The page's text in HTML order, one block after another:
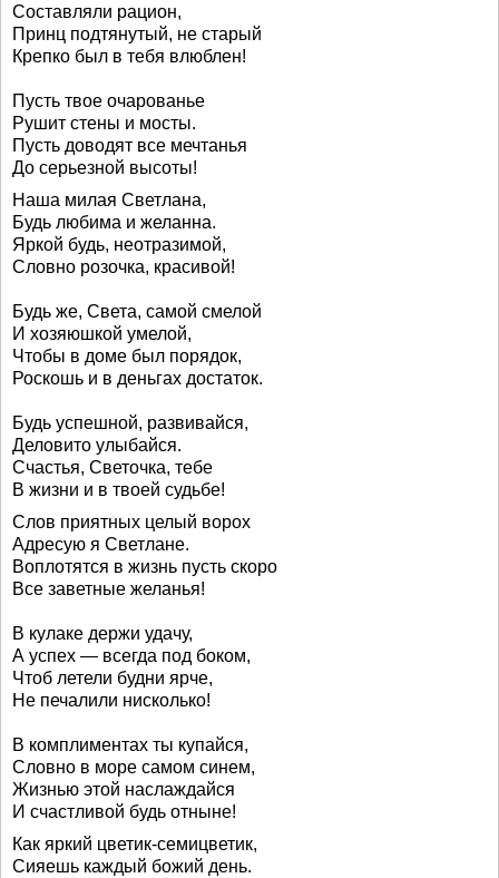
Составляли рацион,
Принц подтянутый, не старый
Крепко был в тебя влюблен!
Пусть твое очарованье
Рушит стены и мосты.
Пусть доводят все мечтанья
До серьезной высоты!
Наша милая Светлана,
Будь любима и желанна.
Яркой будь, неотразимой,
Словно розочка, красивой!
Будь же, Света, самой смелой
И хозяюшкой умелой,
Чтобы в доме был порядок,
Роскошь и в деньгах достаток.
Будь успешной, развивайся,
Деловито улыбайся.
Счастья, Светочка, тебе
В жизни и в твоей судьбе!
Слов приятных целый ворох
Адресую я Светлане.
Воплотятся в жизнь пусть скоро
Все заветные желанья!
В кулаке держи удачу,
А успех — всегда под боком,
Чтоб летели будни ярче,
Не печалили нисколько!
В комплиментах ты купайся,
Словно в море самом синем,
Жизнью этой наслаждайся
И счастливой будь отныне!
Как яркий цветик-семицветик,
Сияешь каждый божий день.